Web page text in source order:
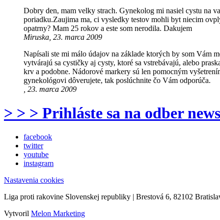
Dobry den, mam velky strach. Gynekolog mi nasiel cystu na
poriadku.Zaujima ma, ci vysledky testov mohli byt niecim
opatrny? Mam 25 rokov a este som nerodila. Dakujem
Miruska, 23. marca 2009
Napísali ste mi málo údajov na základe ktorých by som Vám
vytvárajú sa cystičky aj cysty, ktoré sa vstrebávajú, alebo
krv a podobne. Nádorové markery sú len pomocným
gynekológovi dôverujete, tak poslúchnite čo Vám odporúča.
, 23. marca 2009
> > > Prihláste sa na odber
facebook
twitter
youtube
instagram
Nastavenia cookies
Liga proti rakovine Slovenskej republiky | Brestová 6, 82102
Vytvoril Melon Marketing